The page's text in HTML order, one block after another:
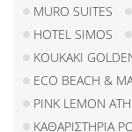
MURO SUITES
HOTEL SIMOS
KOUKAKI
ECO BEACH &
PINK LEMON
ΚΑΘΑΡΙΣΤΗΡΙΑ